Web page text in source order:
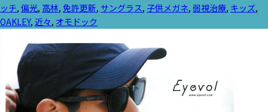
ッチ, 偏光, 高林, 免許更新, サングラス, 子供メガネ, 弱視治療, キッズ,
OAKLEY, 近々, オモドック